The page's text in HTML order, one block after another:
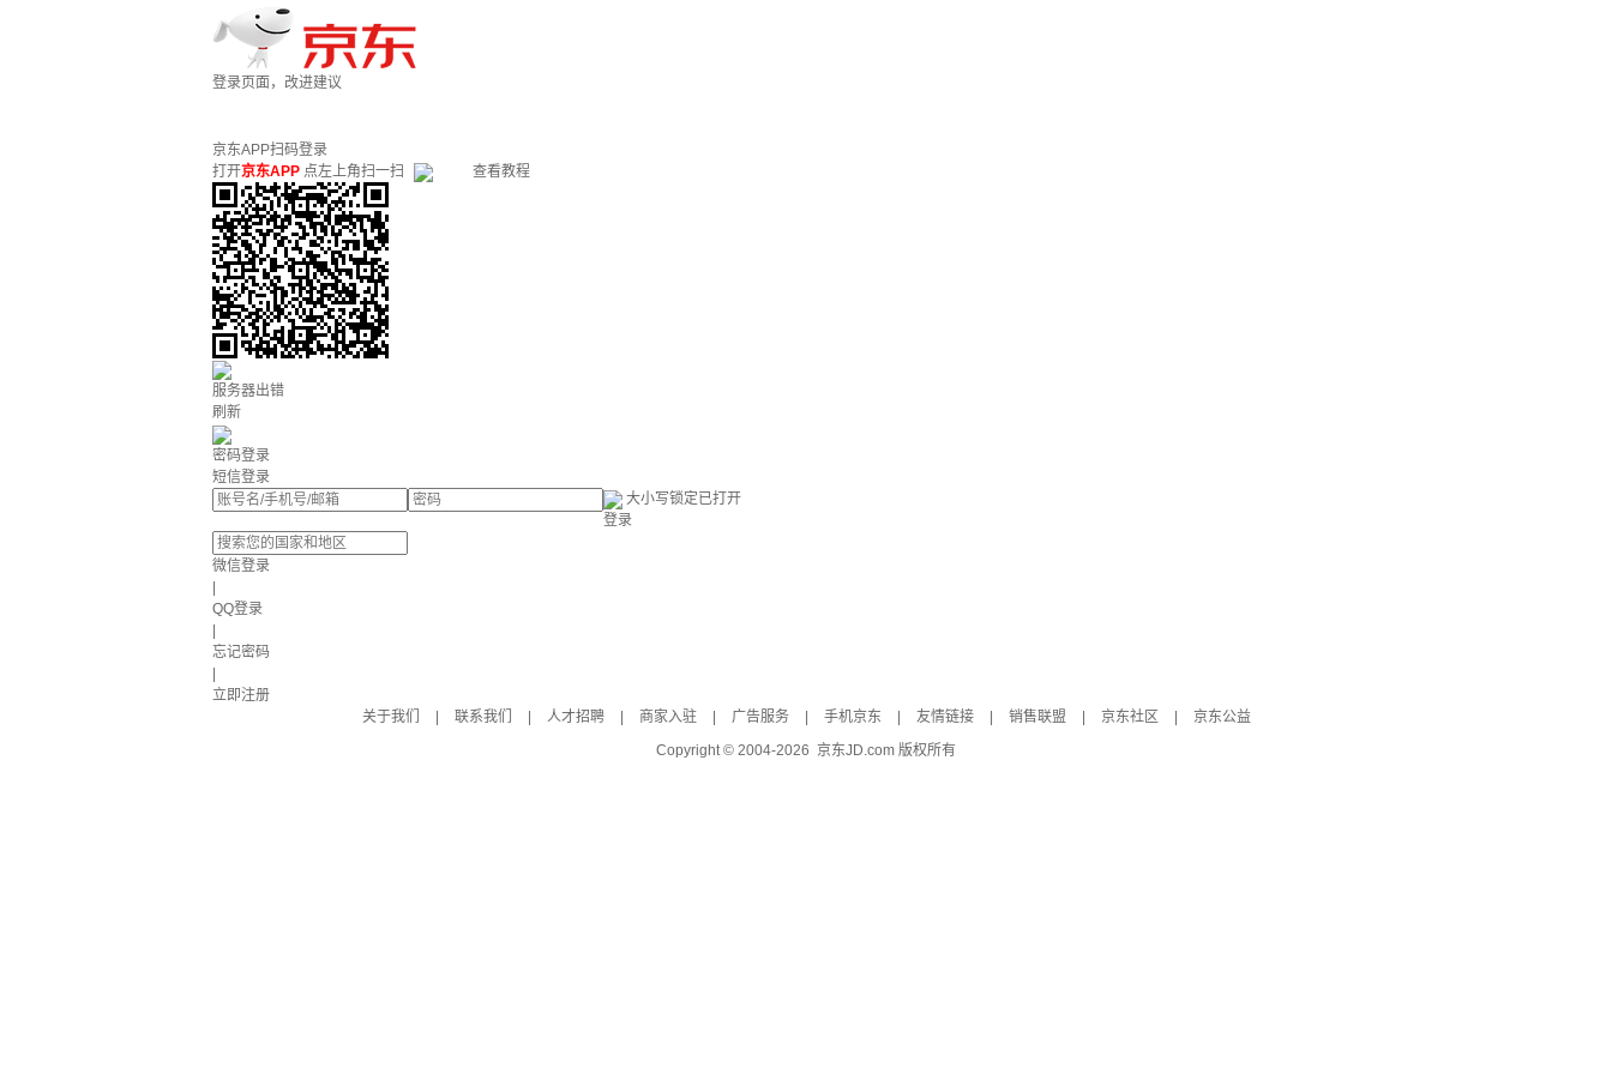
登录页面，改进建议
京东APP扫码登录
打开京东APP 点左上角扫一扫 查看教程
服务器出错
刷新
密码登录
短信登录
大小写锁定已打开
登录
微信登录
QQ登录
忘记密码
立即注册
关于我们
联系我们 人才招聘 商家入驻 广告服务 手机京东 友情链接 销售联盟 京东社区
京东公益
Copyright © 2004-2026 京东JD.com 版权所有